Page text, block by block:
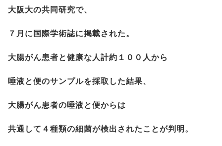
大阪大の共同研究で、
７月に国際学術誌に掲載された。
大腸がん患者と健康な人計約１００人から
唾液と便のサンプルを採取した結果、
大腸がん患者の唾液と便からは
共通して４種類の細菌が検出されたことが判明。